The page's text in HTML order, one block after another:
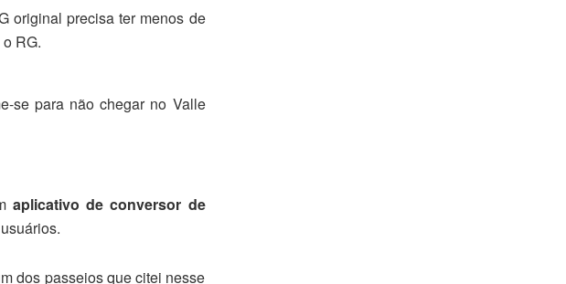
original precisa ter menos de
RG.
se para não chegar no Valle
aplicativo de conversor de
dos passeios que citei nesse